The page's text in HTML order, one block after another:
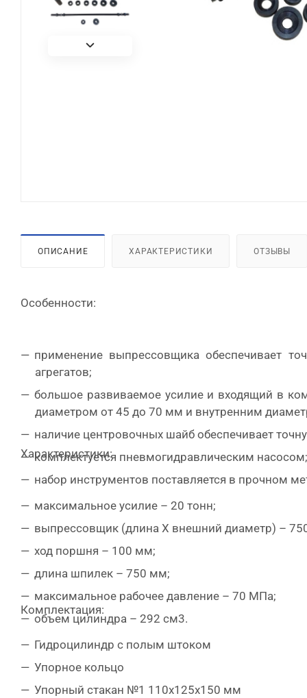
ОПИСАНИЕ ХАРАКТЕРИСТИКИ ОТЗЫВЫ
Особенности:
применение выпрессовщика обеспечивает
агрегатов;
большое развиваемое усилие и входящий в
диаметром от 45 до 70 мм и внутренним
наличие центровочных шайб обеспечивает
комплектуется пневмогидравлическим насосом;
набор инструментов поставляется в прочном
Характеристики:
максимальное усилие – 20 тонн;
выпрессовщик (длина Х внешний диаметр) –
ход поршня – 100 мм;
длина шпилек – 750 мм;
максимальное рабочее давление – 70 МПа;
объем цилиндра – 292 см3.
Комплектация:
Гидроцилиндр с полым штоком
Упорное кольцо
Упорный стакан №1 110х125х150 мм